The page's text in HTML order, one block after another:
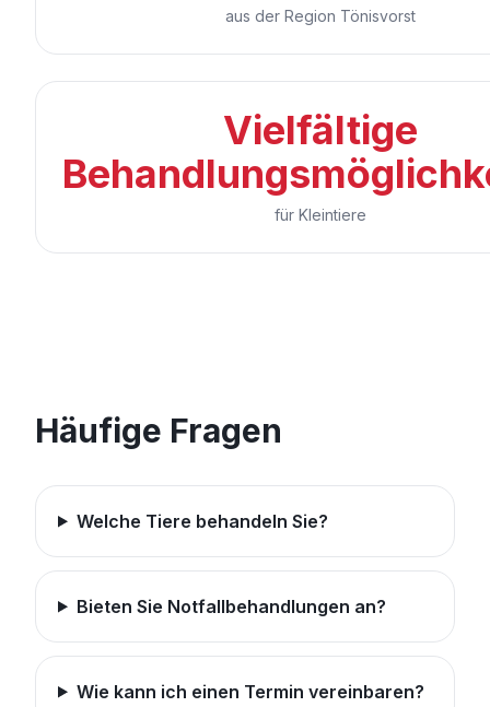
aus der Region Tönisvorst
Vielfältige
für Kleintiere
Häufige Fragen
Welche Tiere behandeln Sie?
Bieten Sie Notfallbehandlungen an?
Wie kann ich einen Termin vereinbaren?